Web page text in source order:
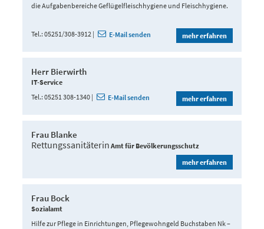
die Aufgabenbereiche Geflügelfleischhygiene und Fleischhygiene.
Tel. 05251/308-3912 E-Mail senden mehr erfahren
Herr Bierwirth
IT-Service
Tel. 05251 308-1340 E-Mail senden mehr erfahren
Frau Blanke
Rettungssanitäterin Amt für Bevölkerungsschutz
mehr erfahren
Frau Bock
Sozialamt
Hilfe zur Pflege in Einrichtungen, Pflegewohngeld Buchstaben Nk –